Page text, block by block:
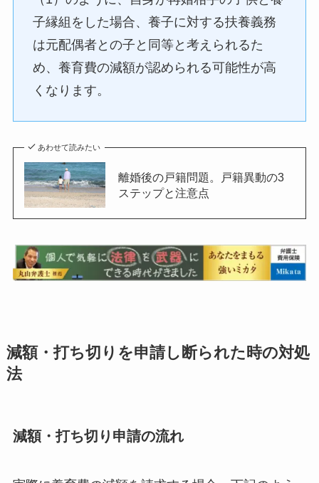
子縁組をした場合、養子に対する扶養義務
は元配偶者との子と同等と考えられるた
め、養育費の減額が認められる可能性が高
くなります。
あわせて読みたい
離婚後の戸籍問題。戸籍異動の3
ステップと注意点
減額・打ち切りを申請し断られた時の対処
法
減額・打ち切り申請の流れ